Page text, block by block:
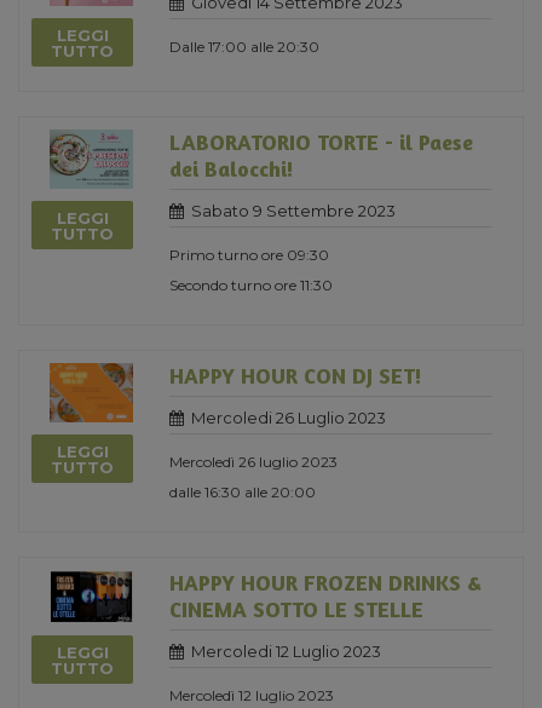
LEGGI
TUTTO
Dalle 17:00 alle 20:30
LEGGI
TUTTO
LABORATORIO TORTE - il Paese
dei Balocchi!
Sabato 9 Settembre 2023
Primo turno ore 09:30
Secondo turno ore 11:30
LEGGI
TUTTO
HAPPY HOUR CON DJ SET!
Mercoledi 26 Luglio 2023
Mercoledì 26 luglio 2023
dalle 16:30 alle 20:00
LEGGI
TUTTO
HAPPY HOUR FROZEN DRINKS &
CINEMA SOTTO LE STELLE
Mercoledi 12 Luglio 2023
Mercoledì 12 luglio 2023